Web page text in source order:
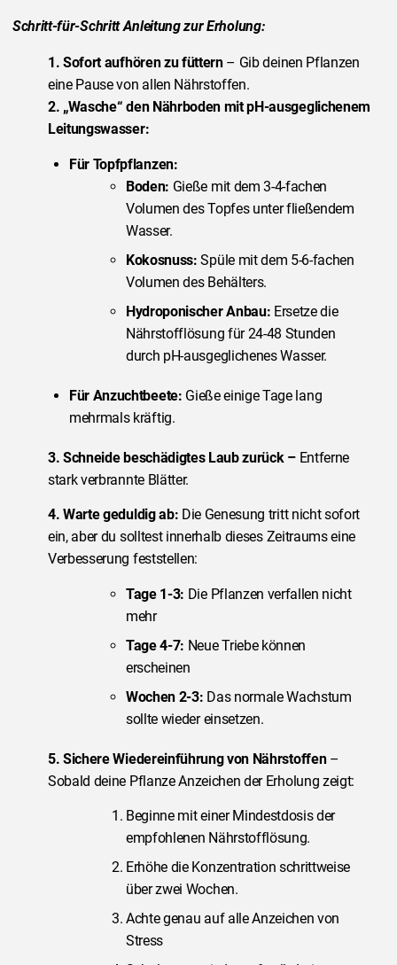
Schritt-für-Schritt Anleitung zur Erholung:
1. Sofort aufhören zu füttern– Gib deinen Pflanzen
eine Pause von allen Nährstoffen.
2. „Wasche“ den Nährboden mit pH-ausgeglichenem
Leitungswasser:
Für Topfpflanzen:
Boden: Gieße mit dem 3-4-fachen
Volumen des Topfes unter fließendem
Wasser.
Kokosnuss:Spüle mit dem 5-6-fachen
Volumen des Behälters.
Hydroponischer Anbau: Ersetze die
Nährstofflösung für 24-48 Stunden
durch pH-ausgeglichenes Wasser.
Für Anzuchtbeete: Gieße einige Tage lang
mehrmals kräftig.
3.Schneide beschädigtes Laub zurück – Entferne
stark verbrannte Blätter.
4. Warte geduldig ab: Die Genesung tritt nicht sofort
ein, aber du solltest innerhalb dieses Zeitraums eine
Verbesserung feststellen:
Tage 1-3: Die Pflanzen verfallen nicht
mehr
Tage 4-7: Neue Triebe können
erscheinen
Wochen 2-3: Das normale Wachstum
sollte wieder einsetzen.
5. Sichere Wiedereinführung von Nährstoffen –
Sobald deine Pflanze Anzeichen der Erholung zeigt:
Beginne mit einer Mindestdosis der
empfohlenen Nährstofflösung.
Erhöhe die Konzentration schrittweise
über zwei Wochen.
Achte genau auf alle Anzeichen von
Stress